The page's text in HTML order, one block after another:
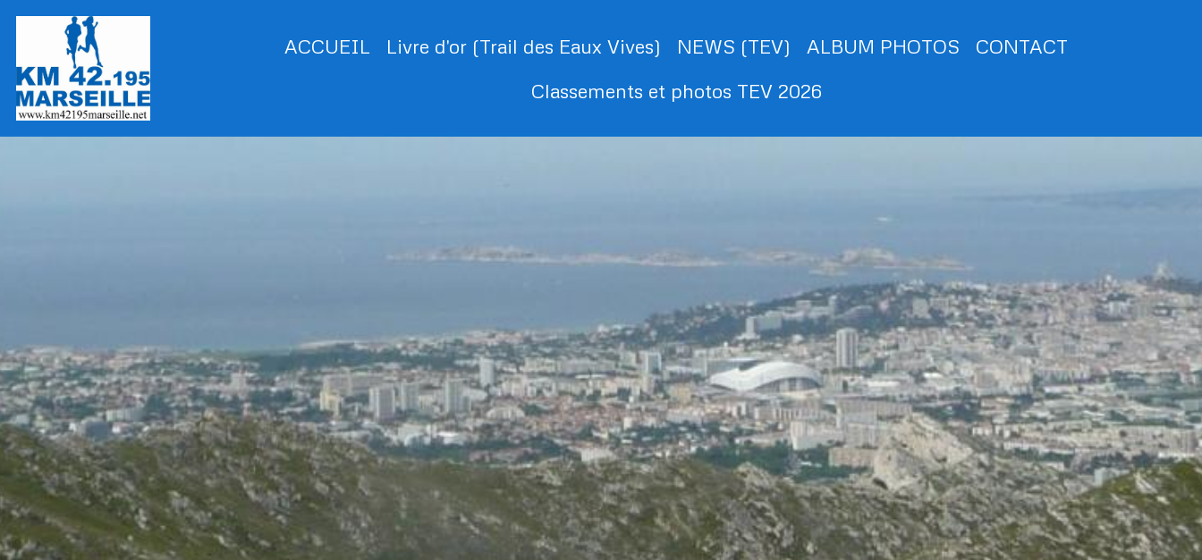
ACCUEIL Livre d'or (Trail des Eaux Vives) NEWS (TEV) ALBUM PHOTOS
CONTACT
Classements et photos TEV 2026